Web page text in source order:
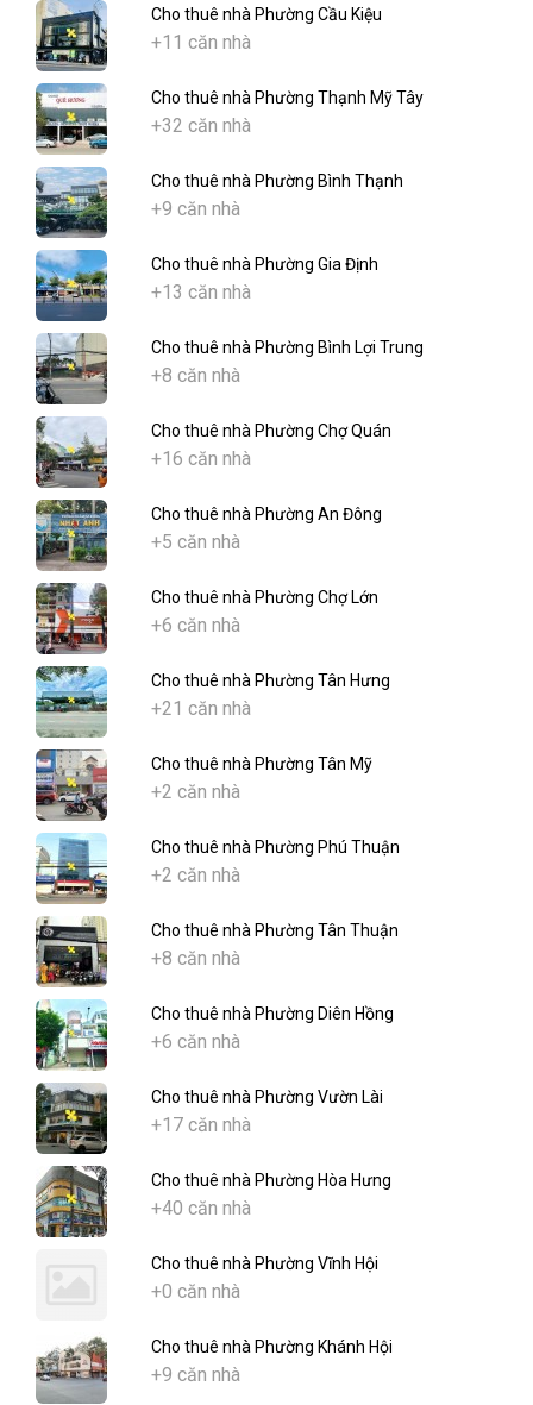
Cho thuê nhà Phường Cầu Kiệu
+11 căn nhà
Cho thuê nhà Phường Thạnh Mỹ Tây
+32 căn nhà
Cho thuê nhà Phường Bình Thạnh
+9 căn nhà
Cho thuê nhà Phường Gia Định
+13 căn nhà
Cho thuê nhà Phường Bình Lợi Trung
+8 căn nhà
Cho thuê nhà Phường Chợ Quán
+16 căn nhà
Cho thuê nhà Phường An Đông
+5 căn nhà
Cho thuê nhà Phường Chợ Lớn
+6 căn nhà
Cho thuê nhà Phường Tân Hưng
+21 căn nhà
Cho thuê nhà Phường Tân Mỹ
+2 căn nhà
Cho thuê nhà Phường Phú Thuận
+2 căn nhà
Cho thuê nhà Phường Tân Thuận
+8 căn nhà
Cho thuê nhà Phường Diên Hồng
+6 căn nhà
Cho thuê nhà Phường Vườn Lài
+17 căn nhà
Cho thuê nhà Phường Hòa Hưng
+40 căn nhà
Cho thuê nhà Phường Vĩnh Hội
+0 căn nhà
Cho thuê nhà Phường Khánh Hội
+9 căn nhà